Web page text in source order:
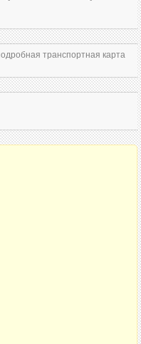
транспортная карта